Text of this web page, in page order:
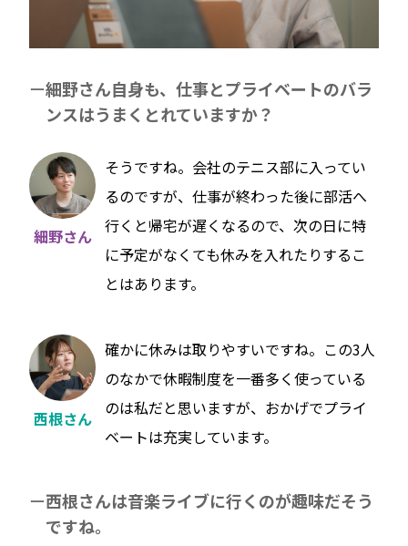
細野さん自身も、仕事とプライベートのバラ
ンスはうまくとれていますか？
細野さん
そうですね。会社のテニス部に入ってい
るのですが、仕事が終わった後に部活へ
行くと帰宅が遅くなるので、次の日に特
に予定がなくても休みを入れたりするこ
とはあります。
西根さん
確かに休みは取りやすいですね。この3人
のなかで休暇制度を一番多く使っている
のは私だと思いますが、おかげでプライ
ベートは充実しています。
西根さんは音楽ライブに行くのが趣味だそう
ですね。